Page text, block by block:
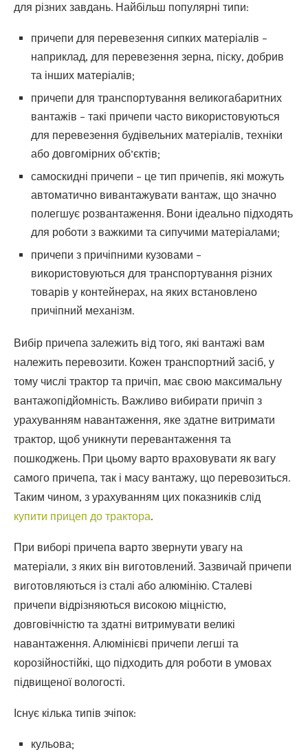
для різних завдань. Найбільш популярні типи:
причепи для перевезення сипких матеріалів –
наприклад, для перевезення зерна, піску, добрив
та інших матеріалів;
причепи для транспортування великогабаритних
вантажів – такі причепи часто використовуються
для перевезення будівельних матеріалів, техніки
або довгомірних об’єктів;
самоскидні причепи – це тип причепів, які можуть
автоматично вивантажувати вантаж, що значно
полегшує розвантаження. Вони ідеально підходять
для роботи з важкими та сипучими матеріалами;
причепи з причіпними кузовами –
використовуються для транспортування різних
товарів у контейнерах, на яких встановлено
причіпний механізм.
Вибір причепа залежить від того, які вантажі вам
належить перевозити. Кожен транспортний засіб, у
тому числі трактор та причіп, має свою максимальну
вантажопідйомність. Важливо вибирати причіп з
урахуванням навантаження, яке здатне витримати
трактор, щоб уникнути перевантаження та
пошкоджень. При цьому варто враховувати як вагу
самого причепа, так і масу вантажу, що перевозиться.
Таким чином, з урахуванням цих показників слід
купити прицеп до трактора.
При виборі причепа варто звернути увагу на
матеріали, з яких він виготовлений. Зазвичай причепи
виготовляються із сталі або алюмінію. Сталеві
причепи відрізняються високою міцністю,
довговічністю та здатні витримувати великі
навантаження. Алюмінієві причепи легші та
корозійностійкі, що підходить для роботи в умовах
підвищеної вологості.
Існує кілька типів зчіпок:
кульова;